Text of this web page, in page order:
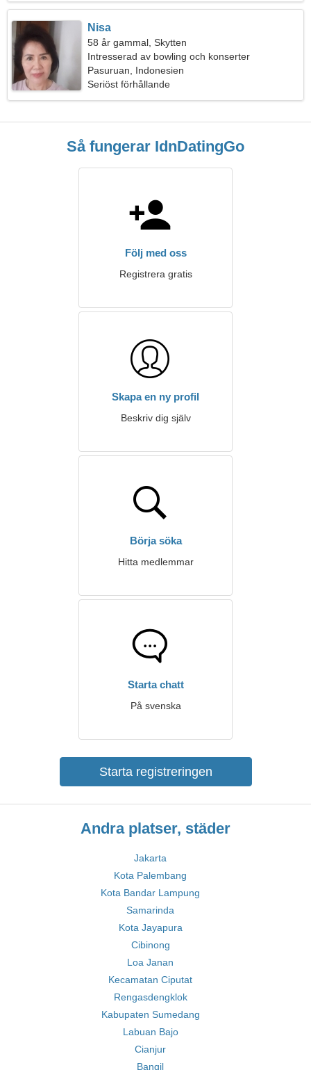
Nisa
58 år gammal, Skytten
Intresserad av bowling och konserter
Pasuruan, Indonesien
Seriöst förhållande
Så fungerar IdnDatingGo
Följ med oss
Registrera gratis
Skapa en ny profil
Beskriv dig själv
Börja söka
Hitta medlemmar
Starta chatt
På svenska
Starta registreringen
Andra platser, städer
Jakarta
Kota Palembang
Kota Bandar Lampung
Samarinda
Kota Jayapura
Cibinong
Loa Janan
Kecamatan Ciputat
Rengasdengklok
Kabupaten Sumedang
Labuan Bajo
Cianjur
Bangil